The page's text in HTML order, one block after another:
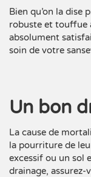
Bien qu’on la dise
robuste et touffue
absolument
soin de votre
Un bon
La cause de
la pourriture de
excessif ou un sol
drainage, assurez-